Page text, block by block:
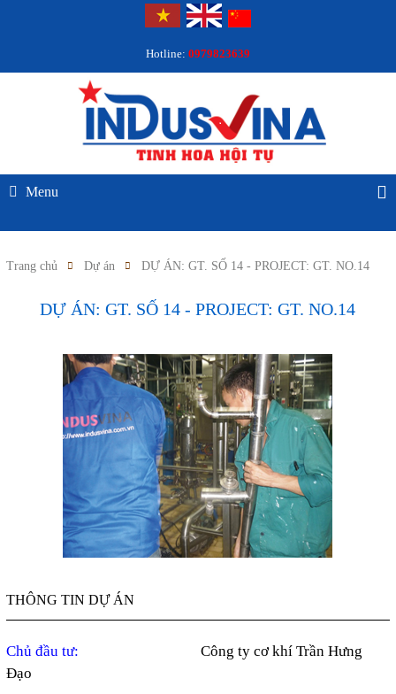
Hotline: 0979823639
Menu
Trang chủ Dự án DỰ ÁN: GT. SỐ 14 - PROJECT: GT. NO.14
DỰ ÁN: GT. SỐ 14 - PROJECT: GT. NO.14
THÔNG TIN DỰ ÁN
Chủ đầu tư:
Công ty cơ khí Trần Hưng
Đạo